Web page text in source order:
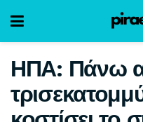
ΗΠΑ: Πάνω